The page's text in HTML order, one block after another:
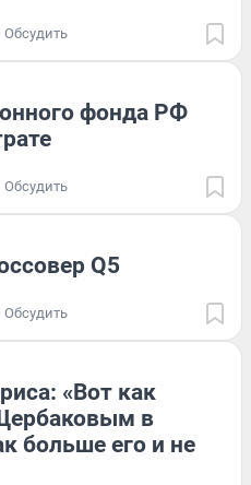
Обсудить
фонда РФ
Обсудить
Q5
Обсудить
«Вот как
в
больше его и не